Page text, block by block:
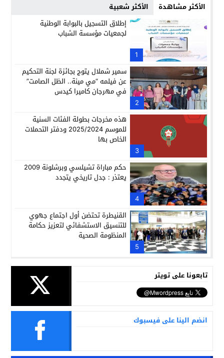
الأكثر مشاهدة الأكثر شعبية
1
إطلاق التسجيل بالبوابة الوطنية
لجمعيات مؤسسة الشباب
2
سمير شملال يتوج بجائزة لجنة التحكيم
عن فيلمه “مي مينة.. الظل الصامت”
في مهرجان كاميرا كيدس
3
هذه مخرجات بطولة الفئات السنية
للموسم 2025/2024 ودفتر التحملات
الخاص بها
4
حكم مباراة تشيلسي وبرشلونة 2009
يعتذر : جدل تاريخي يتجدد
5
القنيطرة تحتضن أول اجتماع جهوي
للتنسيق الاستشفائي لتعزيز حكامة
المنظومة الصحية
تابعونا على تويتر
انضم الينا على فيسبوك